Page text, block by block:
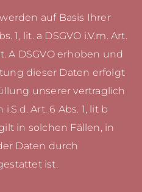
auf Basis Ihrer
1, lit. a DSGVO i.V.m. Art.
A DSGVO erhoben und
dieser Daten erfolgt
unserer vertraglich
Art. 6 Abs. 1, lit b
in solchen Fällen, in
Daten durch
ist.